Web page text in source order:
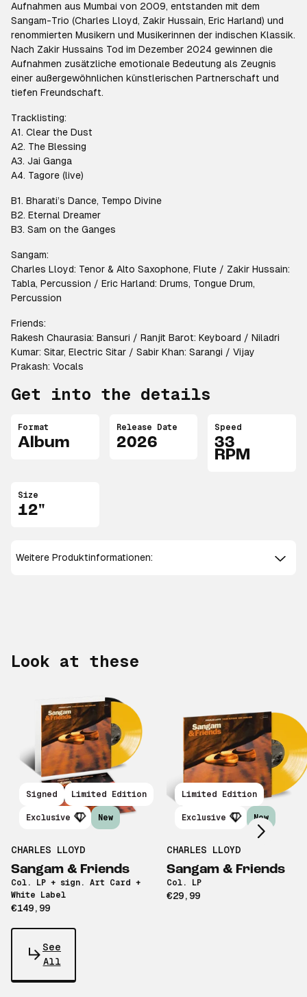
Aufnahmen aus Mumbai von 2009, entstanden mit dem
Sangam-Trio (Charles Lloyd, Zakir Hussain, Eric Harland) und
renommierten Musikern und Musikerinnen der indischen Klassik.
Nach Zakir Hussains Tod im Dezember 2024 gewinnen die
Aufnahmen zusätzliche emotionale Bedeutung als Zeugnis
einer außergewöhnlichen künstlerischen Partnerschaft und
tiefen Freundschaft.
Tracklisting:
A1. Clear the Dust
A2. The Blessing
A3. Jai Ganga
A4. Tagore (live)
B1. Bharati’s Dance, Tempo Divine
B2. Eternal Dreamer
B3. Sam on the Ganges
Sangam:
Charles Lloyd: Tenor & Alto Saxophone, Flute / Zakir Hussain:
Tabla, Percussion / Eric Harland: Drums, Tongue Drum,
Percussion
Friends:
Rakesh Chaurasia: Bansuri / Ranjit Barot: Keyboard / Niladri
Kumar: Sitar, Electric Sitar / Sabir Khan: Sarangi / Vijay
Prakash: Vocals
Get into the details
Format
Album
Release Date
2026
Speed
33
RPM
Size
12"
Weitere Produktinformationen:
Look at these
Signed Limited Edition
Exclusive New
CHARLES LLOYD
Sangam & Friends
Col. LP + sign. Art Card +
White Label
€149,99
Limited Edition
Exclusive New
CHARLES LLOYD
Sangam & Friends
Col. LP
€29,99
Scroll right
See
All